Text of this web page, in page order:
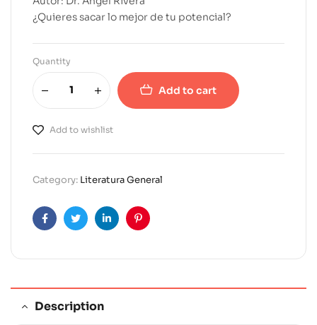
¿Quieres sacar lo mejor de tu potencial?
Quantity
Add to cart
Add to wishlist
A
l
e
n
t
:
Category: Literatura General
FacebookTwitterLinkedinPinterest
Description